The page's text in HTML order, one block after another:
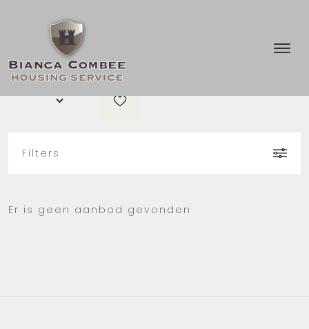
Open huis
Filters
Er is geen aanbod gevonden